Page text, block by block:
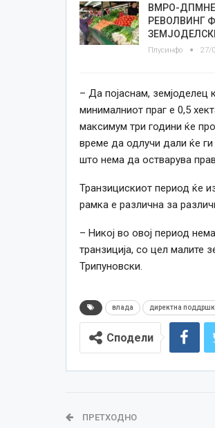
ВМРО-
РЕВОЛВИНГ
Плусинфо 27/
– Да појаснам, земјоделец
минималниот праг е 0,5
максимум три години ќе
време да одлучи дали ќе
што нема да остварува
Транзицискиот период ќе
рамка е различна за
– Никој во овој период
транзиција, со цел малите
Трипуновски.
влада директна
Сподели
ПРЕТХОДНО